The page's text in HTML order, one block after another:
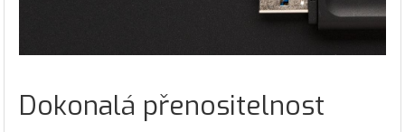
Dokonalá přenositelnost